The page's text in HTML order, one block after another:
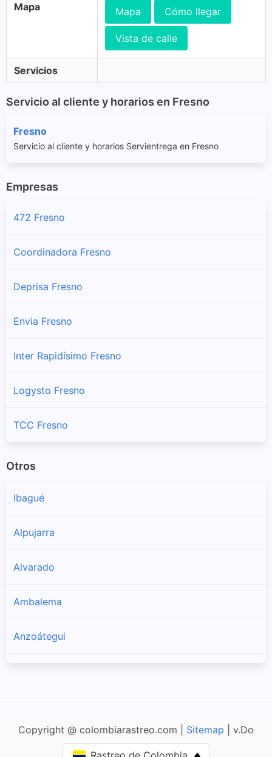
Mapa Mapa Cómo llegar
Vista de calle
Servicios
Servicio al cliente y horarios en Fresno
Fresno
Servicio al cliente y horarios Servientrega en Fresno
Empresas
472 Fresno
Coordinadora Fresno
Deprisa Fresno
Envia Fresno
Inter Rapidísimo Fresno
Logysto Fresno
TCC Fresno
Otros
Ibagué
Alpujarra
Alvarado
Ambalema
Anzoátegui
Copyright @ colombiarastreo.com | Sitemap | v.Do